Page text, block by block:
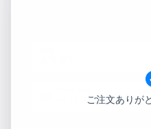
4242 4242 4242
ご注文ありが